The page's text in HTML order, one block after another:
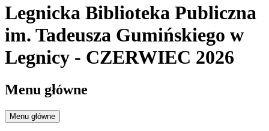
Legnicka Biblioteka Publiczna
im. Tadeusza Gumińskiego w
Legnicy - CZERWIEC 2026
Menu główne
Menu główne